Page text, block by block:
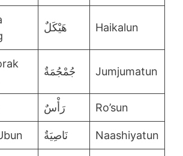
هَيْكَلٌ Haikalun
جُمْجُمَةٌ Jumjumatun
رَأْسٌ Ro’sun
نَاصِيَةٌ Naashiyatun